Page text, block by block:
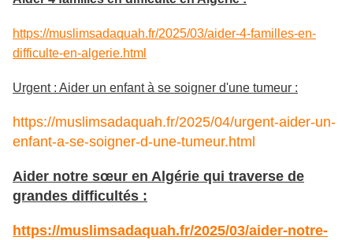
https://muslimsadaquah.fr/2025/03/aider-4-familles-en-
difficulte-en-algerie.html
Urgent : Aider un enfant à se soigner d'une tumeur :
https://muslimsadaquah.fr/2025/04/urgent-aider-un-
enfant-a-se-soigner-d-une-tumeur.html
Aider notre sœur en Algérie qui traverse de
grandes difficultés :
https://muslimsadaquah.fr/2025/03/aider-notre-